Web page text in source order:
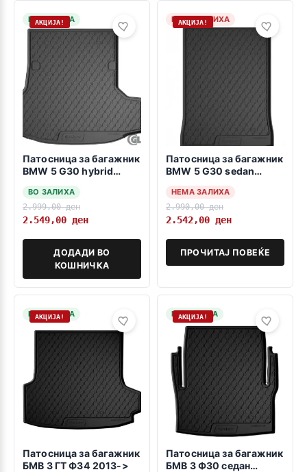
НА ЗАЛИХА
АКЦИЈА!
Патосница за багажник
BMW 5 G30 hybrid
ВО ЗАЛИХА
2.999,00ден
2.549,00 ден
ДОДАДИ ВО
КОШНИЧКА
НЕМА ЗАЛИХА
АКЦИЈА!
Патосница за багажник
BMW 5 G30 sedan
хибрид)
НЕМА ЗАЛИХА
2.990,00ден
2.542,00 ден
ПРОЧИТАЈ ПОВЕЌЕ
НА ЗАЛИХА
АКЦИЈА!
Патосница за багажник
БМВ 3 ГТ Ф34 2013->
НА ЗАЛИХА
АКЦИЈА!
Патосница за багажник
БМВ 3 Ф30 седан